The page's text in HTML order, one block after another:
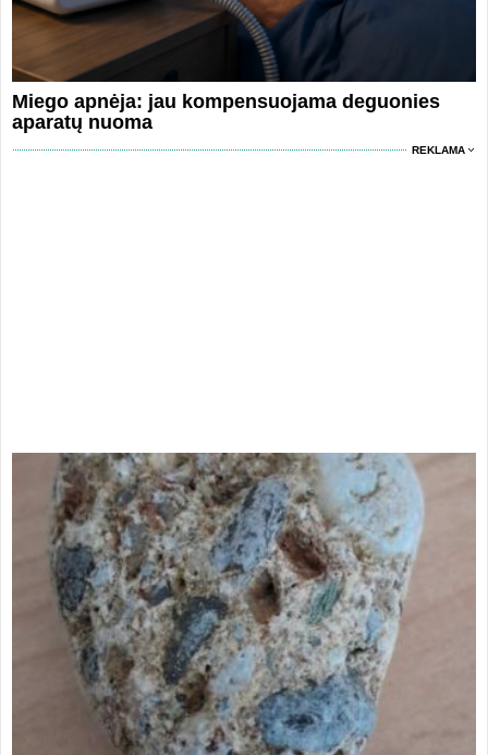
Miego apnėja: jau kompensuojama deguonies
aparatų nuoma
REKLAMA